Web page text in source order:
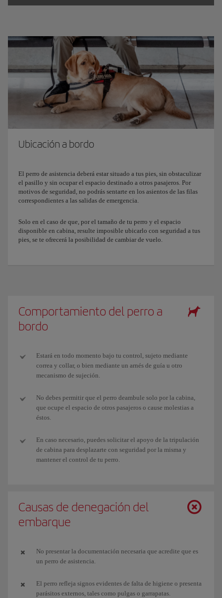
Es obligatorio cumplimentar un formulario aprobado por el
Departamento de Transporte de EE.UU. En este documento hay
que informar sobre el adiestramiento del perro, la garantía de su
adecuado comportamiento a bordo, y para vuelos de más de 8
horas, sobre la capacidad del perro para retener sus
evacuaciones y sus responsabilidades en este ámbito.
Descárgateeste formulario para presentarlo cumplimentado y
firmado, a nuestro personal del aeropuerto antes de embarcar.
Ubicación a bordo
El perro de asistencia deberá estar situado a tus pies, sin obstaculizar
el pasillo y sin ocupar el espacio destinado a otros pasajeros. Por
motivos de seguridad, no podrás sentarte en los asientos de las filas
correspondientes a las salidas de emergencia.
Solo en el caso de que, por el tamaño de tu perro y el espacio
disponible en cabina, resulte imposible ubicarlo con seguridad a tus
pies, se te ofrecerá la posibilidad de cambiar de vuelo.
Comportamiento del perro a
bordo
Estará en todo momento bajo tu control, sujeto mediante
correa y collar, o bien mediante un arnés de guía u otro
mecanismo de sujeción.
No debes permitir que el perro deambule solo por la cabina,
que ocupe el espacio de otros pasajeros o cause molestias a
éstos.
En caso necesario, puedes solicitar el apoyo de la tripulación
de cabina para desplazarte con seguridad por la misma y
mantener el control de tu perro.
Causas de denegación del
embarque
No presentar la documentación necesaria que acredite que es
un perro de asistencia.
El perro refleja signos evidentes de falta de higiene o presenta
parásitos externos, tales como pulgas o garrapatas.